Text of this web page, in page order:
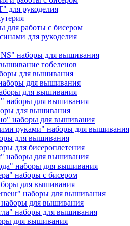
для рукоделия
для работы с бисером
для рукоделия
наборы для вышивания
гобеленов
для вышивания
для вышивания
для вышивания
наборы для вышивания
для вышивания
наборы для вышивания
руками" наборы для вышивания
для вышивания
для бисероплетения
наборы для вышивания
наборы для вышивания
наборы с бисером
для вышивания
наборы для вышивания
для вышивания
наборы для вышивания
для вышивания